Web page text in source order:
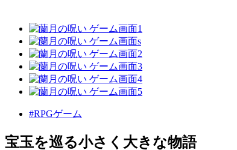
#RPGゲーム
宝玉を巡る小さく大きな物語